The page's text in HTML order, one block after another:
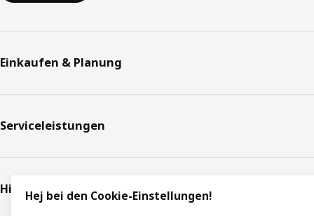
Einkaufen & Planung
Serviceleistungen
Hilfe & Support
Hej bei den Cookie-Einstellungen!